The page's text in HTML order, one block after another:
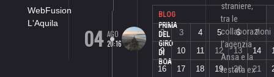
WebFusion
L'Aquila
04 AGO
20:16
BLOG
PRIMA
DEL
GIRO
DI
BOA
2
3 4 5 6 7
9
10 11 12 13 14
16
17 18 19 20 21
straniere,
tra le
collaborazioni
l’agenzia
Ansa e la
testata ex